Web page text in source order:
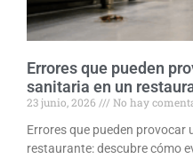
Errores que pueden
sanitaria en un
23 junio, 2026
No hay
Errores que pueden provocar
restaurante: descubre cómo